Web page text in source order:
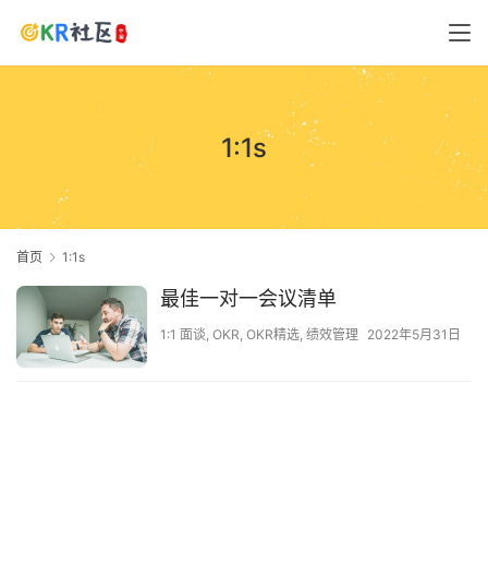
1:1s
首页 1:1s
最佳一对一会议清单
1:1 面谈, OKR, OKR精选, 绩效管理 2022年5月31日